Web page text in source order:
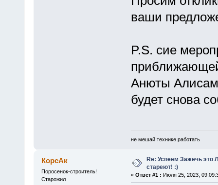
ваши
P.S. сие
Анюты
будет снова
не мешай технике работать
КорсАк
Поросенок-строитель!
Старожил
Re: Успеем Зажечь это
стареют! :)
« Ответ #1 : Июля 25, 2023,